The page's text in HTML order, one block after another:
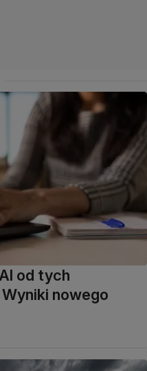
od tych
nowego